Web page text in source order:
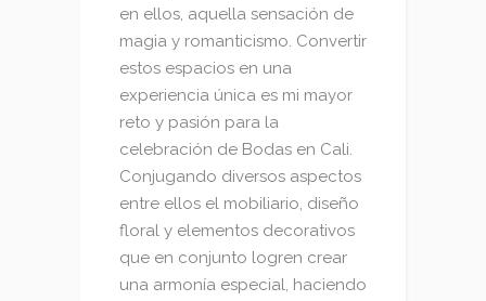
en ellos, aquella sensación de
magia y romanticismo. Convertir
estos espacios en una
experiencia única es mi mayor
reto y pasión para la
celebración de Bodas en Cali.
Conjugando diversos aspectos
entre ellos el mobiliario, diseño
floral y elementos decorativos
que en conjunto logren crear
una armonía especial, haciendo